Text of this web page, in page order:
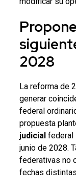
2028
La reforma de
generar
federal
propuesta
judicialfederal
junio de 2028.
federativas no
fechas